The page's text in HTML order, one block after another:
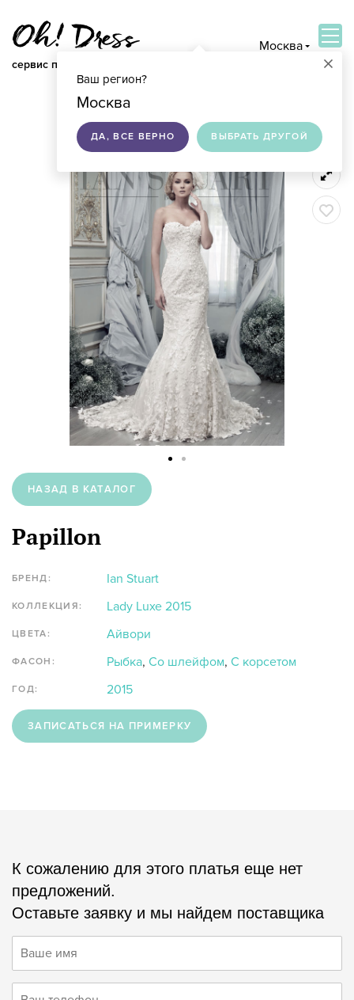
сервис по подбору свадебных платьев
Москва
×
Ваш регион?
Москва
ДА, ВСЕ ВЕРНО ВЫБРАТЬ ДРУГОЙ
НАЗАД В КАТАЛОГ
Papillon
БРЕНД: Ian Stuart
КОЛЛЕКЦИЯ: Lady Luxe 2015
ЦВЕТА: Айвори
ФАСОН: Рыбка, Со шлейфом, С корсетом
ГОД: 2015
ЗАПИСАТЬСЯ НА ПРИМЕРКУ
К сожалению для этого платья еще нет
предложений.
Оставьте заявку и мы найдем поставщика